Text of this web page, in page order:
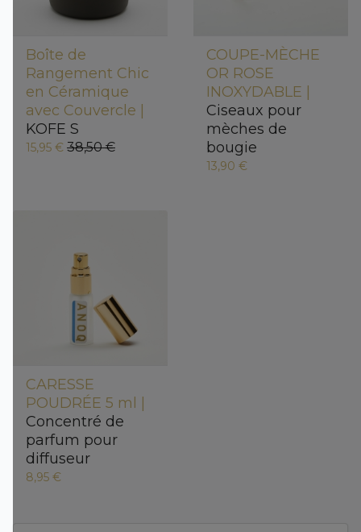
Boîte de
Rangement Chic
en Céramique
avec Couvercle |
KOFE S
15,95 € 38,50 €
COUPE-MÈCHE
OR ROSE
INOXYDABLE |
Ciseaux pour
mèches de
bougie
13,90 €
CARESSE
POUDRÉE 5 ml |
Concentré de
parfum pour
diffuseur
8,95 €